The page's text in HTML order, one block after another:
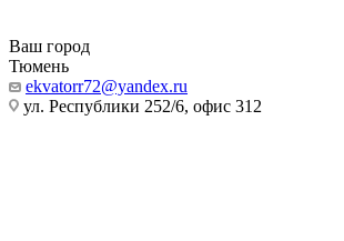
Ваш город
Тюмень
ekvatorr72@yandex.ru
ул. Республики 252/6, офис 312